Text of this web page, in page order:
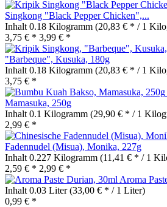
Singkong "Black Pepper Chicken",...
Inhalt 0.18 Kilogramm (20,83 € * / 1
3,75 € * 3,99 € *
"Barbeque", Kusuka, 180g
Inhalt 0.18 Kilogramm (20,83 € * / 1
3,75 € *
Mamasuka, 250g
Inhalt 0.1 Kilogramm (29,90 € * / 1
2,99 € *
Fadennudel (Misua), Monika, 227g
Inhalt 0.227 Kilogramm (11,41 € * / 1
2,59 € * 2,99 € *
Aroma
Inhalt 0.03 Liter(33,00 € * / 1 Liter)
0,99 € *